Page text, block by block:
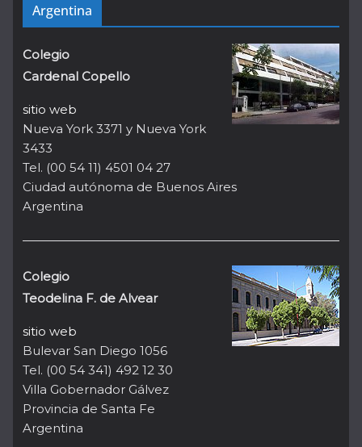
Argentina
Colegio
Cardenal Copello
sitio web
Nueva York 3371 y Nueva York
3433
Tel. (00 54 11) 4501 04 27
Ciudad autónoma de Buenos Aires
Argentina
Colegio
Teodelina F. de Alvear
sitio web
Bulevar San Diego 1056
Tel. (00 54 341) 492 12 30
Villa Gobernador Gálvez
Provincia de Santa Fe
Argentina